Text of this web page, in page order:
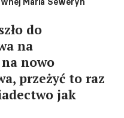
do
na
nowo
przeżyć to raz
jak